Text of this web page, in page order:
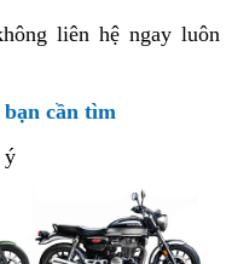
Phan
Pro
nhất
Phan
Chàm
hăng
thao
liên hệ ngay luôn
cần tìm
ý